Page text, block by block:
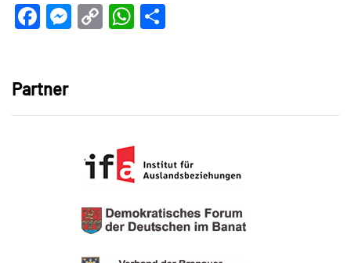
Facebook
Messenger
CopyWhatsApp
Partner